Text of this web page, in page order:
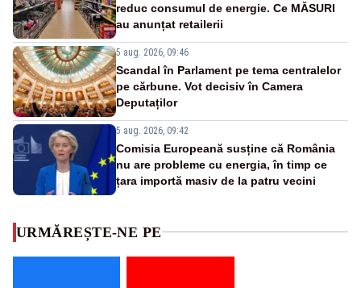
reduc consumul de energie. Ce MĂSURI
au anunțat retailerii
5 aug. 2026, 09:46
Scandal în Parlament pe tema centralelor
pe cărbune. Vot decisiv în Camera
Deputaților
5 aug. 2026, 09:42
Comisia Europeană susține că România
nu are probleme cu energia, în timp ce
țara importă masiv de la patru vecini
URMĂREȘTE-NE PE